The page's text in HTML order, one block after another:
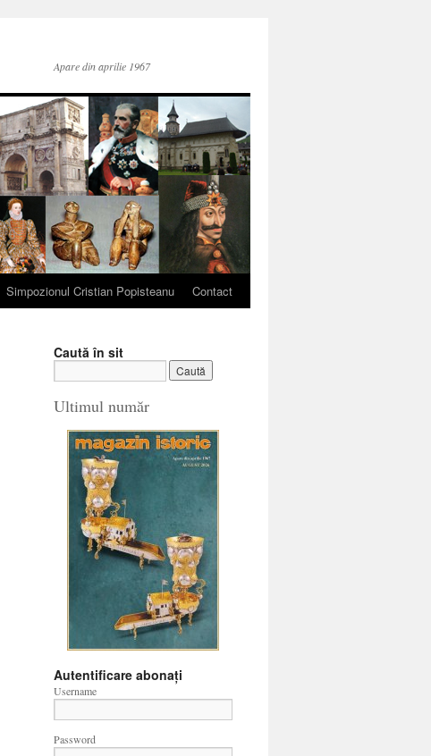
Apare din aprilie 1967
Simpozionul Cristian Popisteanu Contact
Caută în sit
Ultimul număr
Autentificare abonați
Username
Password